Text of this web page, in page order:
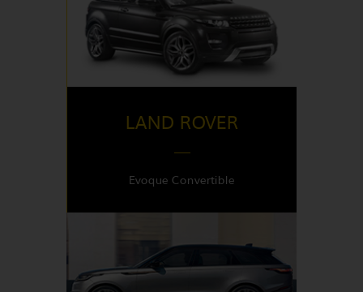
DISPONIBLE EN
United Kingdom
LAND ROVER
Evoque Convertible
DISPONIBLE EN